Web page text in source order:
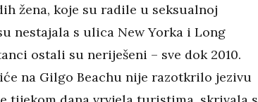
žena, koje su radile u seksualnoj
nestajala s ulica New Yorka i Long
ostali su neriješeni – sve dok 2010.
na Gilgo Beachu nije razotkrilo jezivu